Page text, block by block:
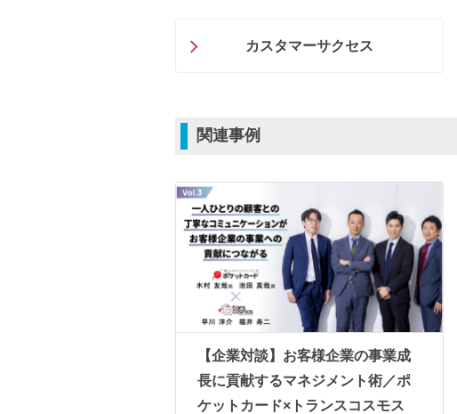
カスタマーサクセス
関連事例
【企業対談】お客様企業の事業成
長に貢献するマネジメント術／ポ
ケットカード×トランスコスモス